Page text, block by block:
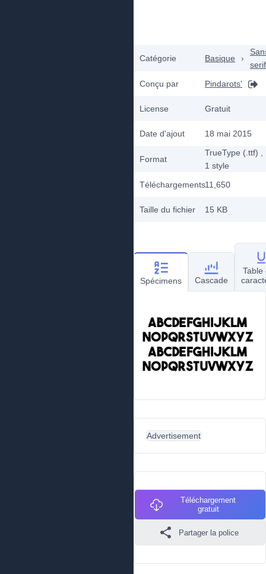
Catégorie Basique ›
serif
Conçu par
Pindarots'
License Gratuit
Date d'ajout 18 mai 2015
Format
TrueType (.ttf)
1 style
Téléchargements11,650
Taille du fichier 15 KB
Spécimens Cascade
Table
Advertisement
Téléchargement
gratuit
Partager la police